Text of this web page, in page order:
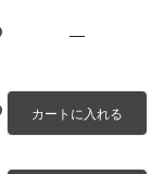
—
カートに入れる